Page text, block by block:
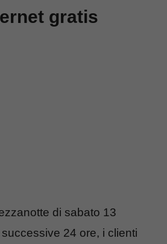
gratis
di sabato 13
24 ore, i clienti